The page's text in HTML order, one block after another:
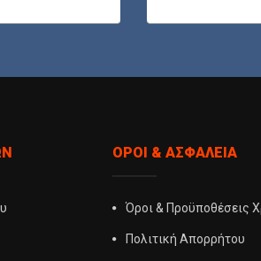
ΌΡΟΙ & ΑΣΦΆΛΕΙΑ
Όροι & Προϋποθέσεις
Πολιτική Απορρήτου